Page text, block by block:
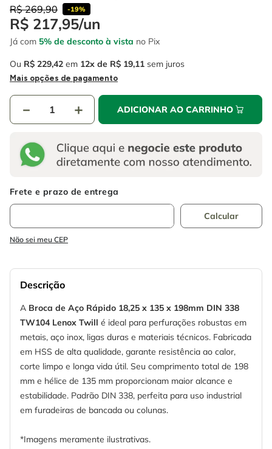
R$ 269,90 -19%
R$ 217,95/un
Já com 5% de desconto à vista no Pix
Ou R$ 229,42 em 12 R$ 19,11 sem juros
Mais opções de pagamento
＋
－ ADICIONAR AO CARRINHO
Não sei meu CEP
Descrição
A Broca de Aço Rápido 18,25 x 135 x 198mm DIN 338
TW104 Lenox Twill é ideal para perfurações robustas em
metais, aço inox, ligas duras e materiais técnicos. Fabricada
em HSS de alta qualidade, garante resistência ao calor,
corte limpo e longa vida útil. Seu comprimento total de 198
mm e hélice de 135 mm proporcionam maior alcance e
estabilidade. Padrão DIN 338, perfeita para uso industrial
em furadeiras de bancada ou colunas.
*Imagens meramente ilustrativas.
6º fio
7 º serra copo
9º cabo flexivel
serra circular
º serra copo
º chave impacto
º cabo flexivel
disco corte